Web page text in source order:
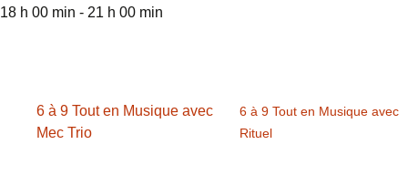
18 h 00 min - 21 h 00 min
6 à 9 Tout en Musique avec
Mec Trio
6 à 9 Tout en Musique avec
Rituel